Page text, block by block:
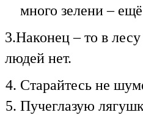
много зелени –
3.Наконец – то в
людей нет.
Старайтесь не
Пучеглазую